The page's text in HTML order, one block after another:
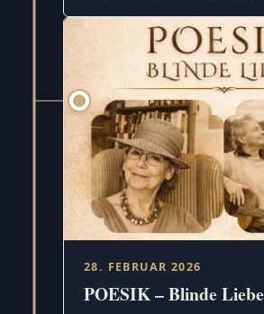
28. FEBRUAR 2026
POESIK – Blinde Liebe